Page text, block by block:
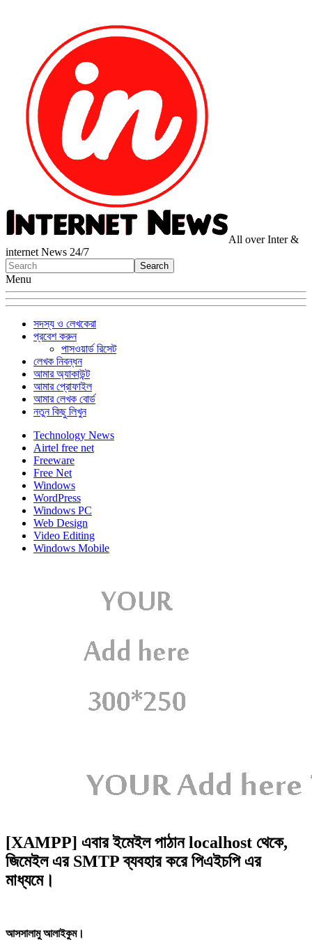
All over Inter &
internet News 24/7
Menu
সদস্য ও লেখকেরা
প্রবেশ করুন
পাসওয়ার্ড রিসেট
লেখক নিবন্ধন
আমার অ্যাকাউন্ট
আমার প্রোফাইল
আমার লেখক বোর্ড
নতুন কিছু লিখুন
Technology News
Airtel free net
Freeware
Free Net
Windows
WordPress
Windows PC
Web Design
Video Editing
Windows Mobile
[XAMPP] এবার ইমেইল পাঠান localhost থেকে,
জিমেইল এর SMTP ব্যবহার করে পিএইচপি এর
মাধ্যমে।
আসসালামু আলাইকুম।